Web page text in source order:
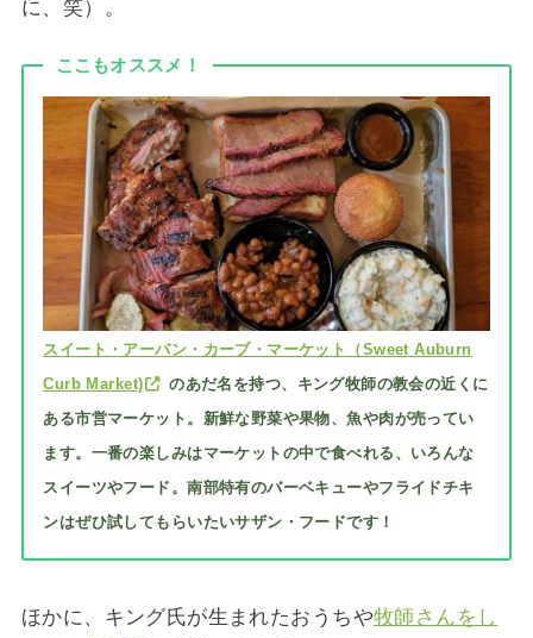
に、笑）。
ここもオススメ！
スイート・アーバン・カーブ・マーケット（Sweet Auburn
Curb Market)
のあだ名を持つ、キング牧師の教会の近くに
ある市営マーケット。新鮮な野菜や果物、魚や肉が売ってい
ます。一番の楽しみはマーケットの中で食べれる、いろんな
スイーツやフード。南部特有のバーベキューやフライドチキ
ンはぜひ試してもらいたいサザン・フードです！
ほかに、キング氏が生まれたおうちや牧師さんをし